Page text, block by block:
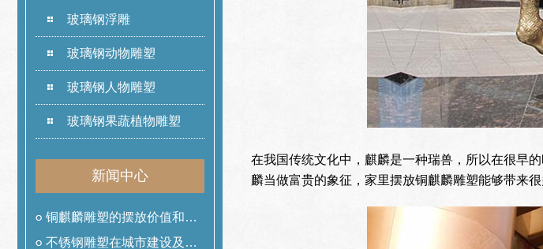
玻璃钢浮雕
玻璃钢动物雕塑
玻璃钢人物雕塑
玻璃钢果蔬植物雕塑
新闻中心
铜麒麟雕塑的摆放价值和作
用
不锈钢雕塑在城市建设及美
在我国传统文化中，麒麟是一种瑞兽，所以在很早
麟当做富贵的象征，家里摆放铜麒麟雕塑能够带来很